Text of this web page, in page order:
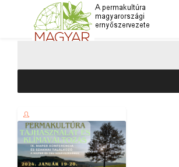
Magyar Permakultúra
A permakultúra magyarországi